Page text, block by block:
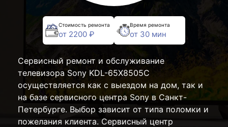
Стоимость ремонта
от 2200 ₽
Время ремонта
от 30 мин
Сервисный ремонт и обслуживание
телевизора Sony KDL-65X8505C
осуществляется как с выездом на дом, так и
на базе сервисного центра Sony в Санкт-
Петербурге. Выбор зависит от типа поломки и
пожелания клиента. Сервисный центр